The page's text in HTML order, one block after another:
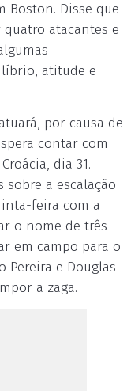
Boston. Disse que
atacantes e
atitude e
por causa de
contar com
dia 31.
a escalação
feira com a
o nome de três
em campo para o
Pereira e Douglas
a zaga.